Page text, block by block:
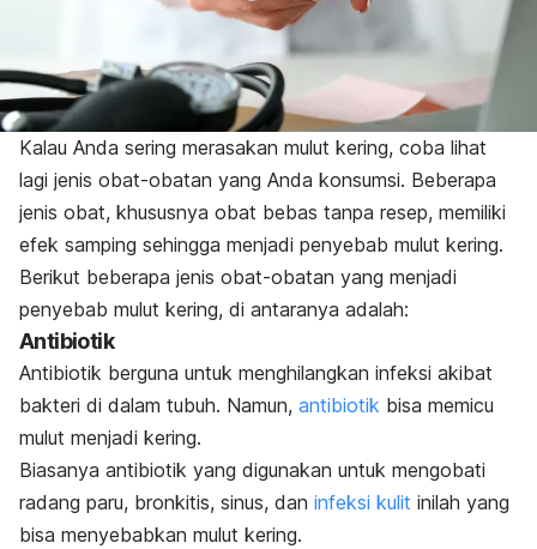
Kalau Anda sering merasakan mulut kering, coba lihat
lagi jenis obat-obatan yang Anda konsumsi. Beberapa
jenis obat, khususnya obat bebas tanpa resep, memiliki
efek samping sehingga menjadi penyebab mulut kering.
Berikut beberapa jenis obat-obatan yang menjadi
penyebab mulut kering, di antaranya adalah:
Antibiotik
Antibiotik berguna untuk menghilangkan infeksi akibat
bakteri di dalam tubuh. Namun, antibiotik bisa memicu
mulut menjadi kering.
Biasanya antibiotik yang digunakan untuk mengobati
radang paru, bronkitis, sinus, dan infeksi kulit inilah yang
bisa menyebabkan mulut kering.